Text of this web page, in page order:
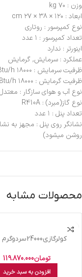
وزن : ۷۰ kg
ابعاد : ۱۲۰ × ۳۸ × ۲۷ cm
نوع کمپرسور : روتاری
تعداد کمپرسور : ۱ عدد
اینورتر : ندارد
عملکرد : سرمایش, گرمایش
ظرفیت سرمایش : ۱۸۰۰۰ Btu/h
ظرفیت گرمایش : ۱۸۰۰۰ Btu/h
نوع آب و هوای سازگار :
نوع گاز(مبرد) : R410A
تعداد پنل : ۱ عدد
نشانگر روی پنل : مجهز به
روشن میشود)
محصولات مشابه
تومان119.870.000
افزودن به سبد خرید